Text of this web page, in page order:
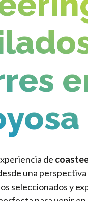
de
una
seleccionados y